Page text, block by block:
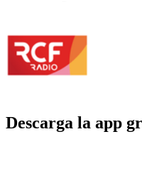
Descarga la app